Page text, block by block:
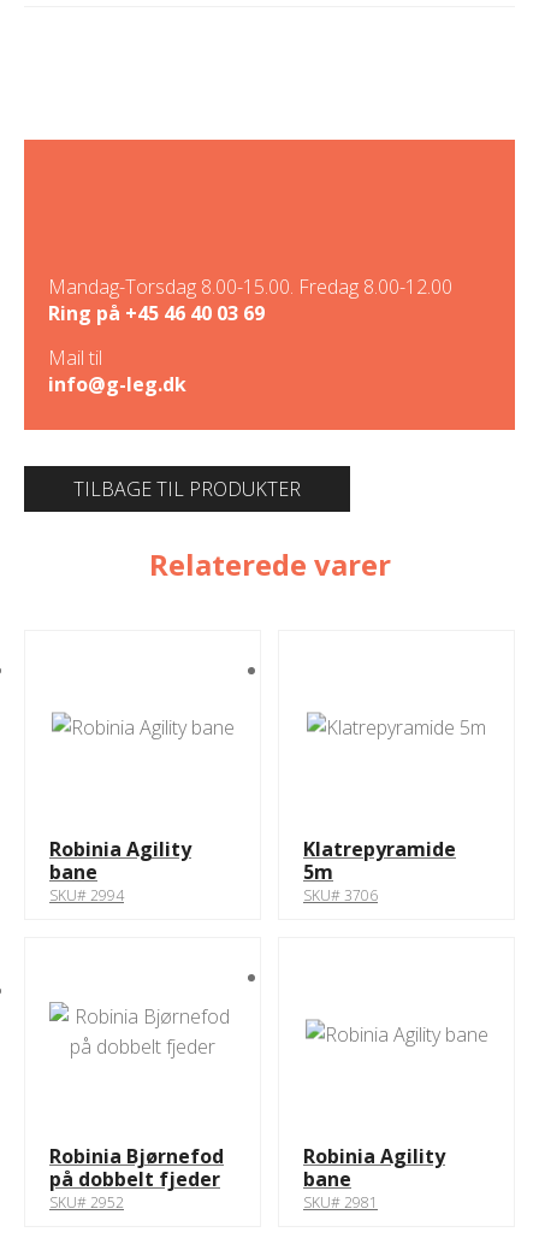
Mandag-Torsdag 8.00-15.00. Fredag 8.00-12.00
Ring på +45 46 40 03 69
Mail til
info@g-leg.dk
TILBAGE TIL PRODUKTER
Relaterede varer
Robinia Agility
bane
SKU# 2994
Klatrepyramide
5m
SKU# 3706
Robinia Bjørnefod
på dobbelt fjeder
SKU# 2952
Robinia Agility
bane
SKU# 2981